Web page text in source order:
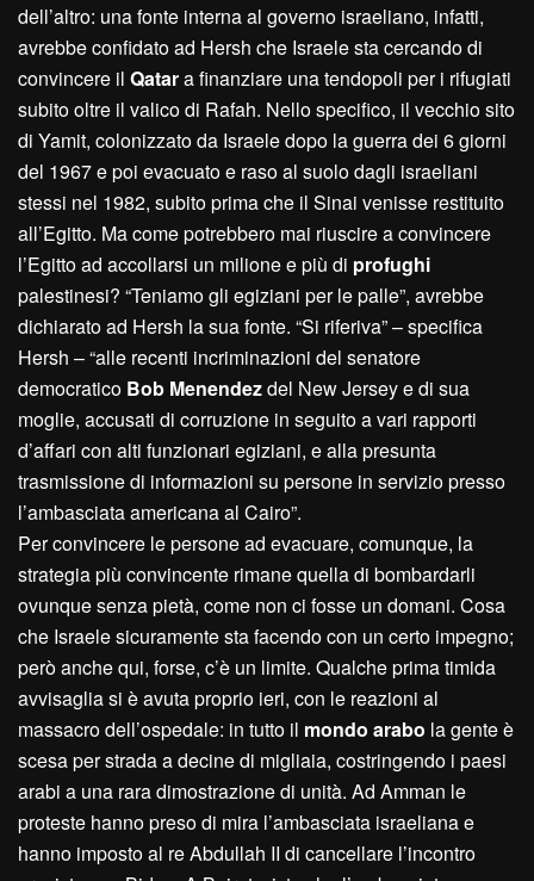
dell’altro: una fonte interna al governo israeliano, infatti,
avrebbe confidato ad Hersh che Israele sta cercando di
convincere il Qatara finanziare una tendopoli per i rifugiati
subito oltre il valico di Rafah. Nello specifico, il vecchio sito
di Yamit, colonizzato da Israele dopo la guerra dei 6 giorni
del 1967 e poi evacuato e raso al suolo dagli israeliani
stessi nel 1982, subito prima che il Sinai venisse restituito
all’Egitto. Ma come potrebbero mai riuscire a convincere
l’Egitto ad accollarsi un milione e più di profughi
palestinesi? “Teniamo gli egiziani per le palle”, avrebbe
dichiarato ad Hersh la sua fonte. “Si riferiva” – specifica
Hersh – “alle recenti incriminazioni del senatore
democratico Bob Menendezdel New Jersey e di sua
moglie, accusati di corruzione in seguito a vari rapporti
d’affari con alti funzionari egiziani, e alla presunta
trasmissione di informazioni su persone in servizio presso
l’ambasciata americana al Cairo”.
Per convincere le persone ad evacuare, comunque, la
strategia più convincente rimane quella di bombardarli
ovunque senza pietà, come non ci fosse un domani. Cosa
che Israele sicuramente sta facendo con un certo impegno;
però anche qui, forse, c’è un limite. Qualche prima timida
avvisaglia si è avuta proprio ieri, con le reazioni al
massacro dell’ospedale: in tutto il mondo arabo la gente è
scesa per strada a decine di migliaia, costringendo i paesi
arabi a una rara dimostrazione di unità. Ad Amman le
proteste hanno preso di mira l’ambasciata israeliana e
hanno imposto al re Abdullah II di cancellare l’incontro